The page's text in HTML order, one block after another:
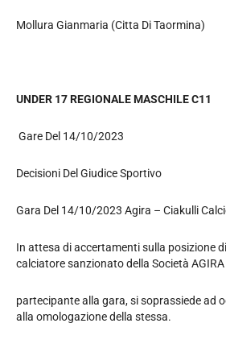
Mollura Gianmaria (Citta Di Taormina)
UNDER 17 REGIONALE MASCHILE C11
Gare Del 14/10/2023
Decisioni Del Giudice Sportivo
Gara Del 14/10/2023 Agira – Ciakulli
In attesa di accertamenti sulla posizione
calciatore sanzionato della Società AGIRA
partecipante alla gara, si soprassiede ad
alla omologazione della stessa.